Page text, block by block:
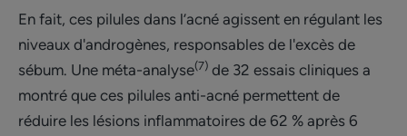
En fait, ces pilules dans l’acné agissent en régulant les
niveaux d'androgènes, responsables de l'excès de
sébum. Une méta-analyse(7) de 32 essais cliniques a
montré que ces pilules anti-acné permettent de
réduire les lésions inflammatoires de 62 % après 6